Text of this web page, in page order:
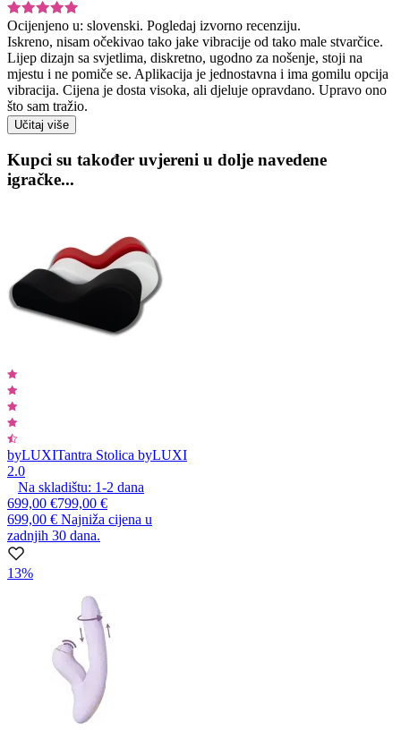
Ocijenjeno u: slovenski. Pogledaj izvorno recenziju.
Iskreno, nisam očekivao tako jake vibracije od tako male stvarčice.
Lijep dizajn sa svjetlima, diskretno, ugodno za nošenje, stoji na
mjestu i ne pomiče se. Aplikacija je jednostavna i ima gomilu opcija
vibracija. Cijena je dosta visoka, ali djeluje opravdano. Upravo ono
što sam tražio.
Učitaj više
Kupci su također uvjereni u dolje navedene
igračke...
byLUXITantra Stolica byLUXI
2.0
Na skladištu: 1-2 dana
699,00 €799,00 €
699,00 € Najniža cijena u
zadnjih 30 dana.
13%